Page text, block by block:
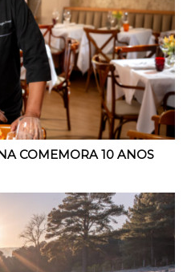
COMEMORA 10 ANOS